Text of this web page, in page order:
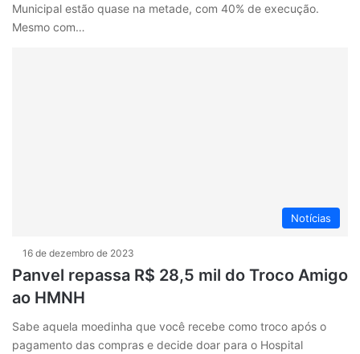
Municipal estão quase na metade, com 40% de execução.
Mesmo com…
Notícias
16 de dezembro de 2023
Panvel repassa R$ 28,5 mil do Troco Amigo
ao HMNH
Sabe aquela moedinha que você recebe como troco após o
pagamento das compras e decide doar para o Hospital